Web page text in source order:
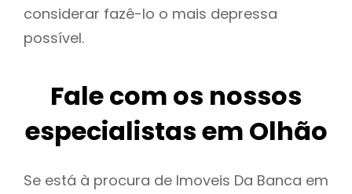
considerar fazê-lo o mais depressa
possível.
Fale com os nossos
especialistas em Olhão
Se está à procura de Imoveis Da Banca em